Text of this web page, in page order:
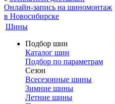
Онлайн-запись на шиномонтаж
в Новосибирске
Шины
Подбор шин
Каталог шин
Подбор по параметрам
Сезон
Всесезонные шины
Зимние шины
Летние шины